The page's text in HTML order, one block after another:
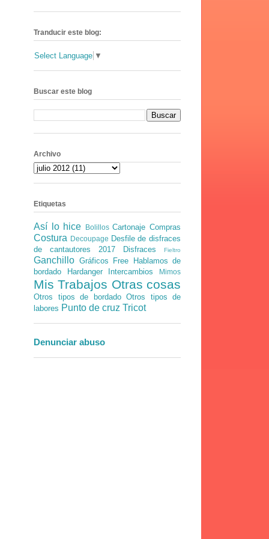
Tranducir este blog:
Select Language ▼
Buscar este blog
Archivo
Etiquetas
Así lo hice Bolillos Cartonaje Compras
Costura Decoupage Desfile de disfraces
de cantautores 2017
Disfraces Fieltro
Ganchillo Gráficos Free
Hablamos de
bordado
Hardanger Intercambios Mimos
Mis Trabajos Otras cosas
Otros tipos de bordado Otros tipos de
labores Punto de cruz Tricot
Denunciar abuso